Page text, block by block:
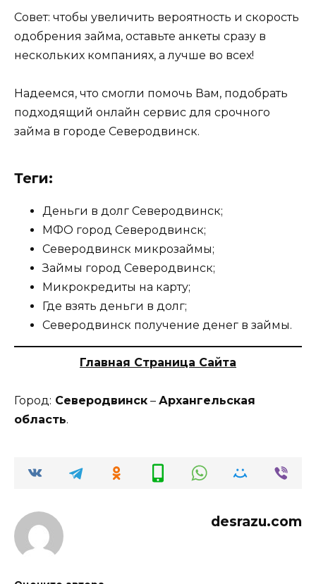
Совет: чтобы увеличить вероятность и скорость
одобрения займа, оставьте анкеты сразу в
нескольких компаниях, а лучше во всех!
Надеемся, что смогли помочь Вам, подобрать
подходящий онлайн сервис для срочного
займа в городе Северодвинск.
Теги:
Деньги в долг Северодвинск;
МФО город Северодвинск;
Северодвинск микрозаймы;
Займы город Северодвинск;
Микрокредиты на карту;
Где взять деньги в долг;
Северодвинск получение денег в займы.
Главная Страница Сайта
Город: Северодвинск – Архангельская
область.
desrazu.com